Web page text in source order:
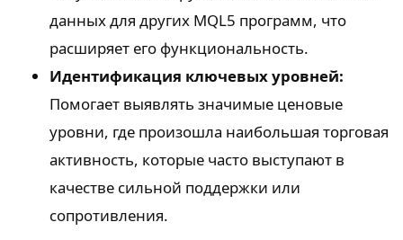
данных для других MQL5 программ, что
расширяет его функциональность.
Идентификация ключевых уровней:
Помогает выявлять значимые ценовые
уровни, где произошла наибольшая торговая
активность, которые часто выступают в
качестве сильной поддержки или
сопротивления.